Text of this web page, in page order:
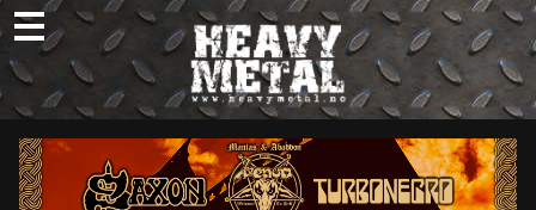
Skip
to
content
Nyheter
Omtaler